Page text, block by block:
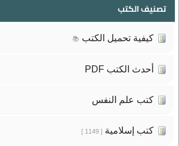
تصنيف الكتب
كيفية تحميل الكتب 📚
أحدث الكتب PDF
كتب علم النفس
كتب إسلامية[ 1149 ]